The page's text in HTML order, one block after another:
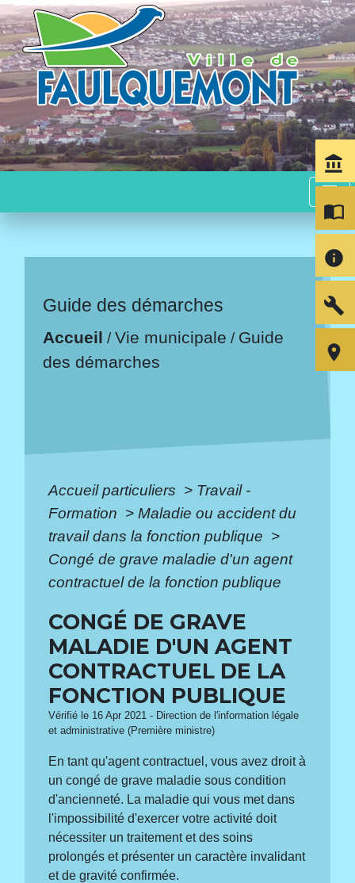
menu
Guide des démarches
Accueil /Vie municipale / Guide
des démarches
Accueil particuliers > Travail -
Formation > Maladie ou accident du
travail dans la fonction publique >
Congé de grave maladie d'un agent
contractuel de la fonction publique
CONGÉ DE GRAVE
MALADIE D'UN AGENT
CONTRACTUEL DE LA
FONCTION PUBLIQUE
Vérifié le 16 Apr 2021 - Direction de l'information légale
et administrative (Première ministre)
En tant qu'agent contractuel, vous avez droit à
un congé de grave maladie sous condition
d'ancienneté. La maladie qui vous met dans
l'impossibilité d'exercer votre activité doit
nécessiter un traitement et des soins
prolongés et présenter un caractère invalidant
et de gravité confirmée.
account_balance
import_contacts
info
build
room